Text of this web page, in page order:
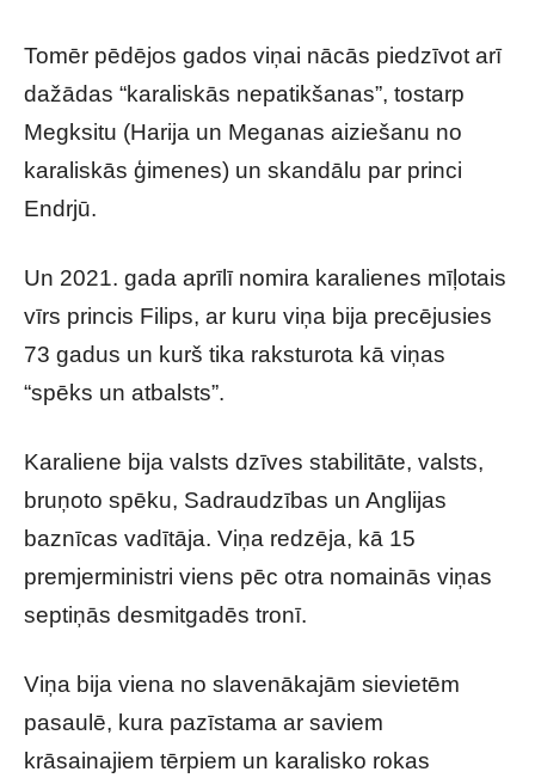
Tomēr pēdējos gados viņai nācās piedzīvot arī
dažādas “karaliskās nepatikšanas”, tostarp
Megksitu (Harija un Meganas aiziešanu no
karaliskās ģimenes) un skandālu par princi
Endrjū.
Un 2021. gada aprīlī nomira karalienes mīļotais
vīrs princis Filips, ar kuru viņa bija precējusies
73 gadus un kurš tika raksturota kā viņas
“spēks un atbalsts”.
Karaliene bija valsts dzīves stabilitāte, valsts,
bruņoto spēku, Sadraudzības un Anglijas
baznīcas vadītāja. Viņa redzēja, kā 15
premjerministri viens pēc otra nomainās viņas
septiņās desmitgadēs tronī.
Viņa bija viena no slavenākajām sievietēm
pasaulē, kura pazīstama ar saviem
krāsainajiem tērpiem un karalisko rokas